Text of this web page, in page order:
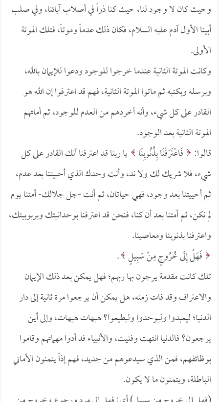
وحيث كان لا وجود لنا، حيث كنا ذراً في أصلاب آبائنا، وفي صلب
أبينا الأول آدم عليه السلام، فكان ذلك عدماً وموتاً، فتلك الموتة
الأولى.
وكانت الموتة الثانية عندما خرجوا للوجود ودعوا للإيمان بالله،
وبرسله وبكتبه ثم ماتوا الموتة الثانية، فهم قد اعترفوا إن الله هو
القادر على كل شيء، وأنه أخردهم من العدم للوجود، ثم أماتهم
الموتة الثانية بعد الوجود.
قالوا:
فَاعْتَرَفْنَا بِذُنُوبِنَا
يا ربنا قد اعترفنا أنك القادر على كل
شيء، فلا شريك لك ولا ند، وأنت وحدك الذي أحييتنا بعد عدم،
ثم أحييتنا بعد وجود، فهي حياتان، ثم أنت -جل جلالك- أمتنا يوم
لم نكن، ثم أمتنا بعد أن كنا، فنحن قد اعترفنا بوحدانيتك وبربوبيتك،
واعترفنا بذنوبنا ومعاصينا.
فَهَلْ إِلَى خُرُوجٍ مِنْ سَبِيلٍ .
تلك كانت مقدمة يرجون بها ربهم؛ فهل يمكن بعد ذلك الإيمان
والاعتراف وقد فات زمنه، هل يمكن أن يرجعوا مرة ثانية إلى دار
الدنيا؛ ليعبدوا وليوحدوا وليطيعوا؟ هيهات هيهات، وإلى أين
يرجعون؟ فالدنيا انتهت وفنيت، والأنبياء فد أدوا مهماتهم وقاموا
بوظائفهم، فمن الذي سيدعوهم من جديد، فهم إذاً يتمنون الأماني
الباطلة، ويتمنون ما لا يكون.